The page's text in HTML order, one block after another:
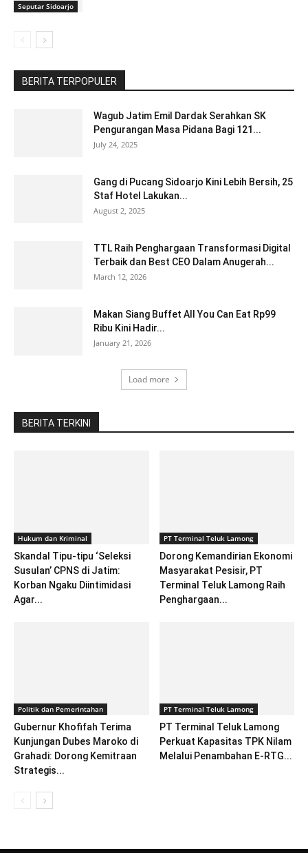
Seputar Sidoarjo
BERITA TERPOPULER
Wagub Jatim Emil Dardak Serahkan SK
Pengurangan Masa Pidana Bagi 121...
July 24, 2025
Gang di Pucang Sidoarjo Kini Lebih Bersih, 25
Staf Hotel Lakukan...
August 2, 2025
TTL Raih Penghargaan Transformasi Digital
Terbaik dan Best CEO Dalam Anugerah...
March 12, 2026
Makan Siang Buffet All You Can Eat Rp99
Ribu Kini Hadir...
January 21, 2026
Load more
BERITA TERKINI
Hukum dan Kriminal
Skandal Tipu-tipu ‘Seleksi
Susulan’ CPNS di Jatim:
Korban Ngaku Diintimidasi
Agar...
PT Terminal Teluk Lamong
Dorong Kemandirian Ekonomi
Masyarakat Pesisir, PT
Terminal Teluk Lamong Raih
Penghargaan...
Politik dan Pemerintahan
Gubernur Khofifah Terima
Kunjungan Dubes Maroko di
Grahadi: Dorong Kemitraan
Strategis...
PT Terminal Teluk Lamong
PT Terminal Teluk Lamong
Perkuat Kapasitas TPK Nilam
Melalui Penambahan E-RTG...